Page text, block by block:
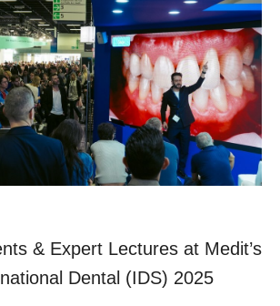
& Expert Lectures at Medit’s
Dental (IDS) 2025